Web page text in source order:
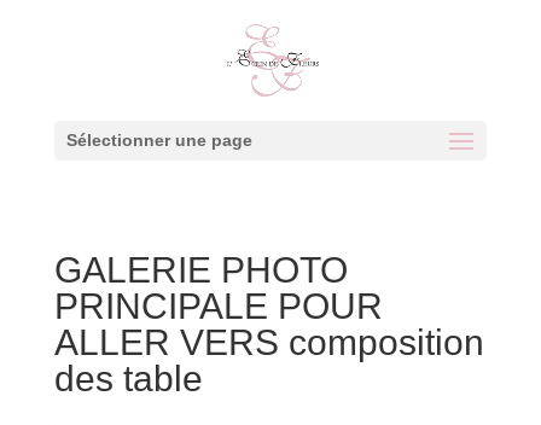
Sélectionner une page
GALERIE PHOTO
PRINCIPALE POUR
ALLER VERS composition
des table